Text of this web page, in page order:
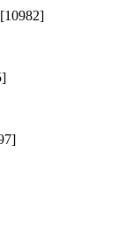
[10982]